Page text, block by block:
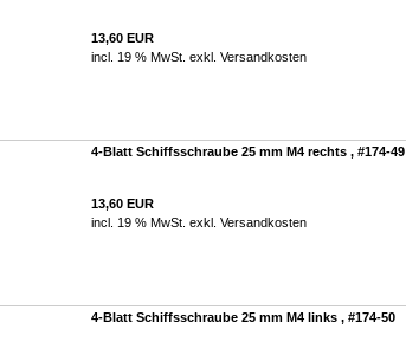
13,60 EUR
incl. 19 % MwSt. exkl. Versandkosten
4-Blatt Schiffsschraube 25 mm M4 rechts , #174-49
13,60 EUR
incl. 19 % MwSt. exkl. Versandkosten
4-Blatt Schiffsschraube 25 mm M4 links , #174-50